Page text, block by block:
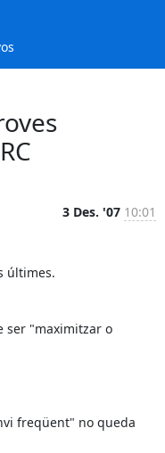
3 Des. '07 10:01
últimes.
ser "maximitzar o
freqüent" no queda